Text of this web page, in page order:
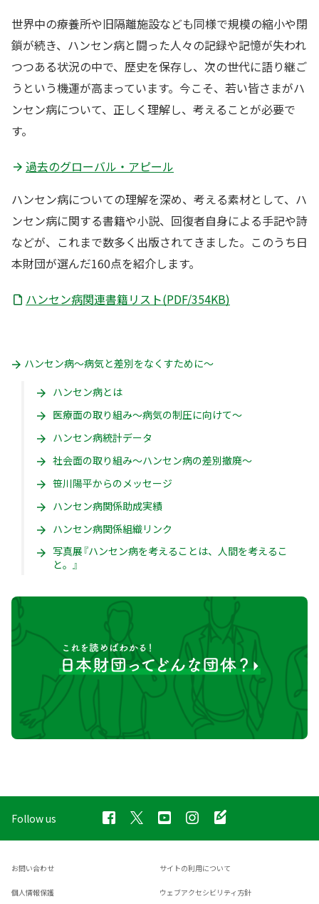
世界中の療養所や旧隔離施設なども同様で規模の縮小や閉
鎖が続き、ハンセン病と闘った人々の記録や記憶が失われ
つつある状況の中で、歴史を保存し、次の世代に語り継ご
うという機運が高まっています。今こそ、若い皆さまがハ
ンセン病について、正しく理解し、考えることが必要で
す。
過去のグローバル・アピール
ハンセン病についての理解を深め、考える素材として、ハ
ンセン病に関する書籍や小説、回復者自身による手記や詩
などが、これまで数多く出版されてきました。このうち日
本財団が選んだ160点を紹介します。
ハンセン病関連書籍リスト(PDF/354KB)
ハンセン病〜病気と差別をなくすために〜
ハンセン病とは
医療面の取り組み〜病気の制圧に向けて〜
ハンセン病統計データ
社会面の取り組み〜ハンセン病の差別撤廃〜
笹川陽平からのメッセージ
ハンセン病関係助成実績
ハンセン病関係組織リンク
写真展『ハンセン病を考えることは、人間を考えるこ
と。』
Follow us
お問い合わせ サイトの利用について
個人情報保護 ウェブアクセシビリティ方針